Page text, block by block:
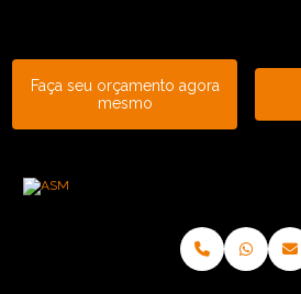
Faça seu orçamento agora
mesmo